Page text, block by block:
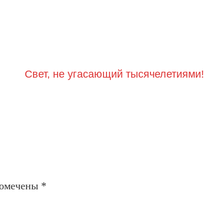
Свет, не угасающий тысячелетиями!
*